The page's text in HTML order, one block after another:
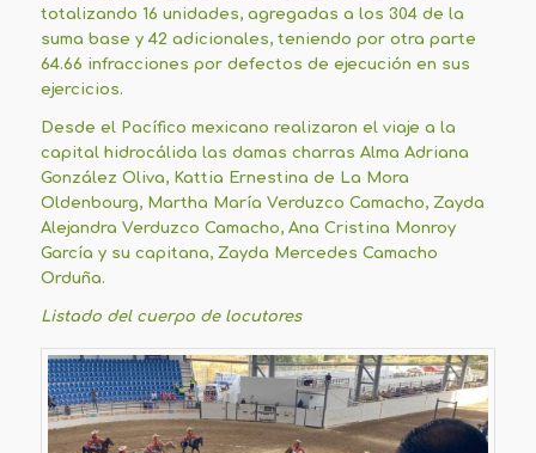
totalizando 16 unidades, agregadas a los 304 de la
suma base y 42 adicionales, teniendo por otra parte
64.66 infracciones por defectos de ejecución en sus
ejercicios.
Desde el Pacífico mexicano realizaron el viaje a la
capital hidrocálida las damas charras Alma Adriana
González Oliva, Kattia Ernestina de La Mora
Oldenbourg, Martha María Verduzco Camacho, Zayda
Alejandra Verduzco Camacho, Ana Cristina Monroy
García y su capitana, Zayda Mercedes Camacho
Orduña.
Listado del cuerpo de locutores